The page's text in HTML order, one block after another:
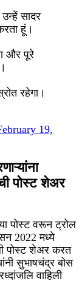
सादर
हूं।
और पूरे
रहेगा।
19,
पोस्ट शेअर
पोस्ट वरून ट्रोल
सन 2022 मध्ये
पोस्ट शेअर करत
सुभाषचंद्र बोस
वाहिली